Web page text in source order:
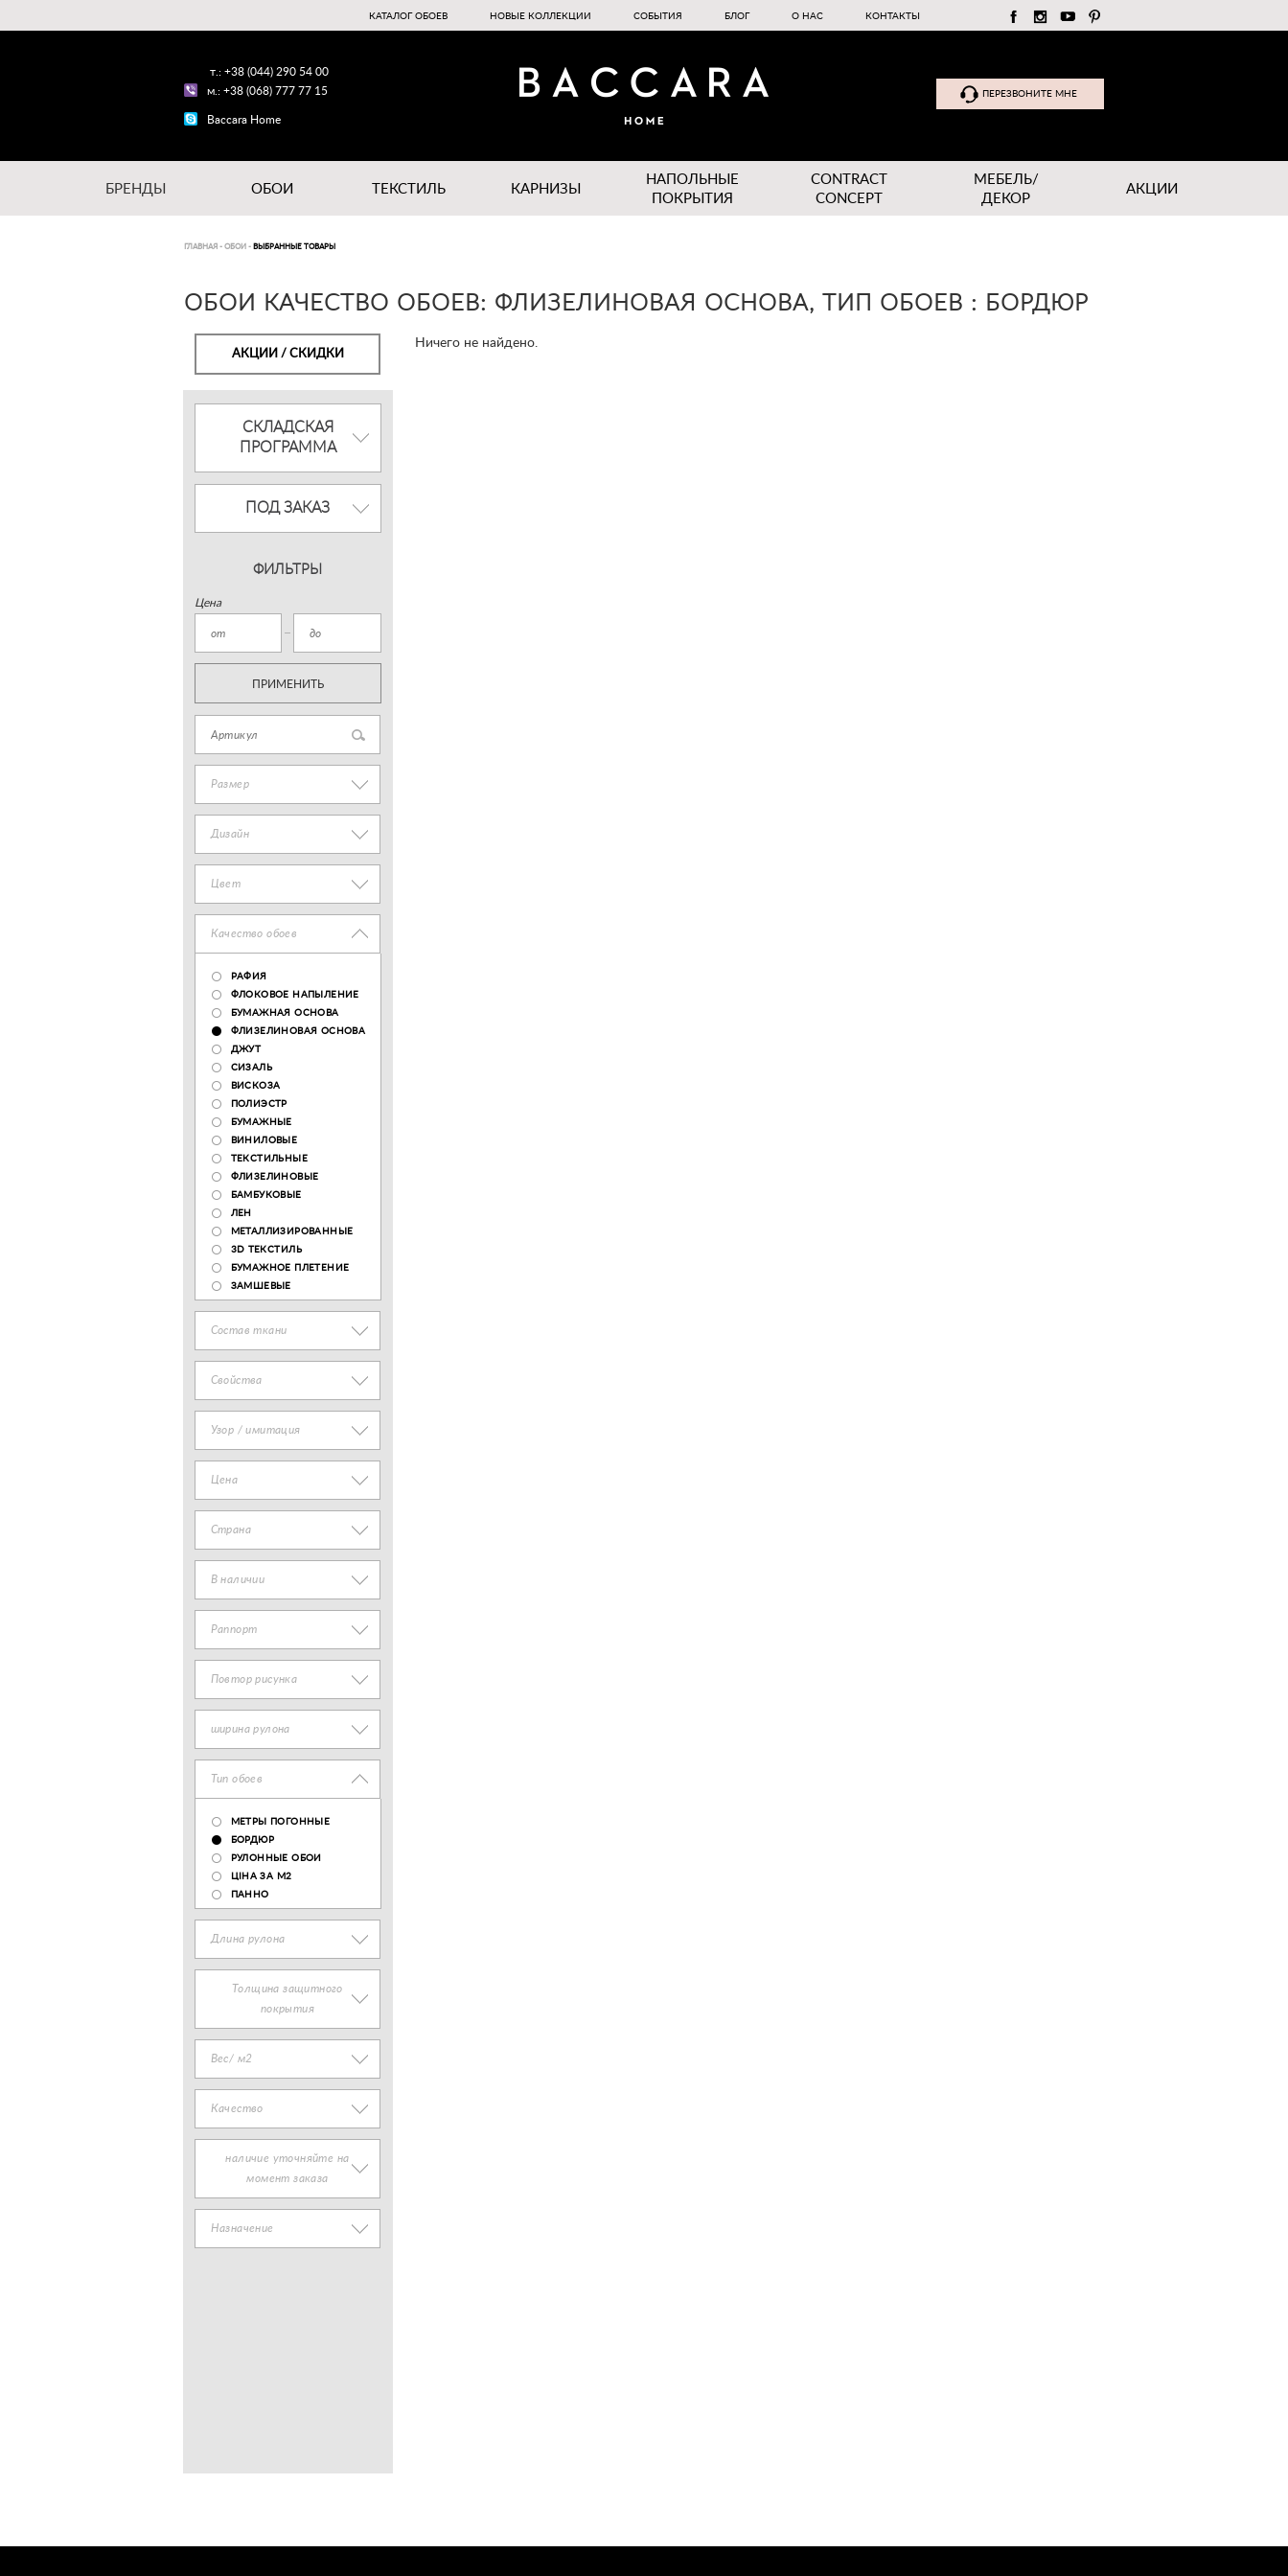
КАТАЛОГ ОБОЕВ НОВЫЕ КОЛЛЕКЦИИ СОБЫТИЯ БЛОГ О НАС КОНТАКТЫ
т.: +38 (044) 290 54 00
м.: +38 (068) 777 77 15
Baccara Home
ПЕРЕЗВОНИТЕ МНЕ
БРЕНДЫ ОБОИ ТЕКСТИЛЬ КАРНИЗЫ
НАПОЛЬНЫЕ
ПОКРЫТИЯ
CONTRACT
CONCEPT
МЕБЕЛЬ/
ДЕКОР
АКЦИИ
ГЛАВНАЯ - ОБОИ - ВЫБРАННЫЕ ТОВАРЫ
ОБОИ КАЧЕСТВО ОБОЕВ: ФЛИЗЕЛИНОВАЯ ОСНОВА, ТИП ОБОЕВ : БОРДЮР
АКЦИИ / СКИДКИ
СКЛАДСКАЯ
ПРОГРАММА
ПОД ЗАКАЗ
ФИЛЬТРЫ
Цена
ПРИМЕНИТЬ
Размер
Дизайн
Цвет
Качество обоев
РАФИЯ
ФЛОКОВОЕ НАПЫЛЕНИЕ
БУМАЖНАЯ ОСНОВА
ФЛИЗЕЛИНОВАЯ ОСНОВА
ДЖУТ
СИЗАЛЬ
ВИСКОЗА
ПОЛИЭСТР
БУМАЖНЫЕ
ВИНИЛОВЫЕ
ТЕКСТИЛЬНЫЕ
ФЛИЗЕЛИНОВЫЕ
БАМБУКОВЫЕ
ЛЕН
МЕТАЛЛИЗИРОВАННЫЕ
3D ТЕКСТИЛЬ
БУМАЖНОЕ ПЛЕТЕНИЕ
ЗАМШЕВЫЕ
Состав ткани
Свойства
Узор / имитация
Цена
Страна
В наличии
Раппорт
Повтор рисунка
ширина рулона
Тип обоев
МЕТРЫ ПОГОННЫЕ
БОРДЮР
РУЛОННЫЕ ОБОИ
ЦІНА ЗА М2
ПАННО
Длина рулона
Толщина защитного
покрытия
Вес/ м2
Качество
наличие уточняйте на
момент заказа
Назначение
Ничего не найдено.